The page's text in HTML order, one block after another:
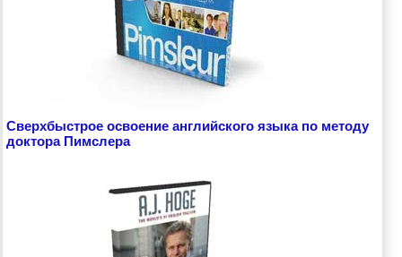
Сверхбыстрое освоение английского языка по методу
доктора Пимслера